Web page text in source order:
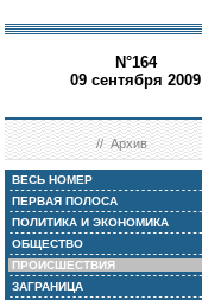
N°164
09 сентября 2009
//Архив
ВЕСЬ НОМЕР
ПЕРВАЯ ПОЛОСА
ПОЛИТИКА И ЭКОНОМИКА
ОБЩЕСТВО
ПРОИСШЕСТВИЯ
ЗАГРАНИЦА